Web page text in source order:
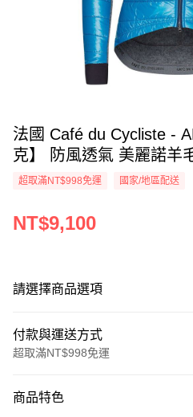
法國 Café du Cycliste -
克】 防風透氣 美麗諾羊
超取滿NT$998免運 國家/地區配送
NT$9,100
請選擇商品選項
付款與運送方式
超取滿NT$998免運
信用卡一次付款
商品特色